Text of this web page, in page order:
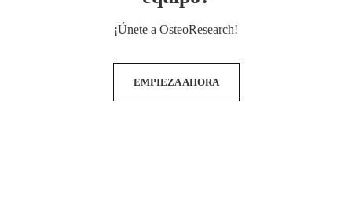
¡Únete a OsteoResearch!
EMPIEZA AHORA